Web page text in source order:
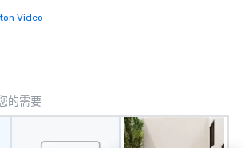
Video
的需要